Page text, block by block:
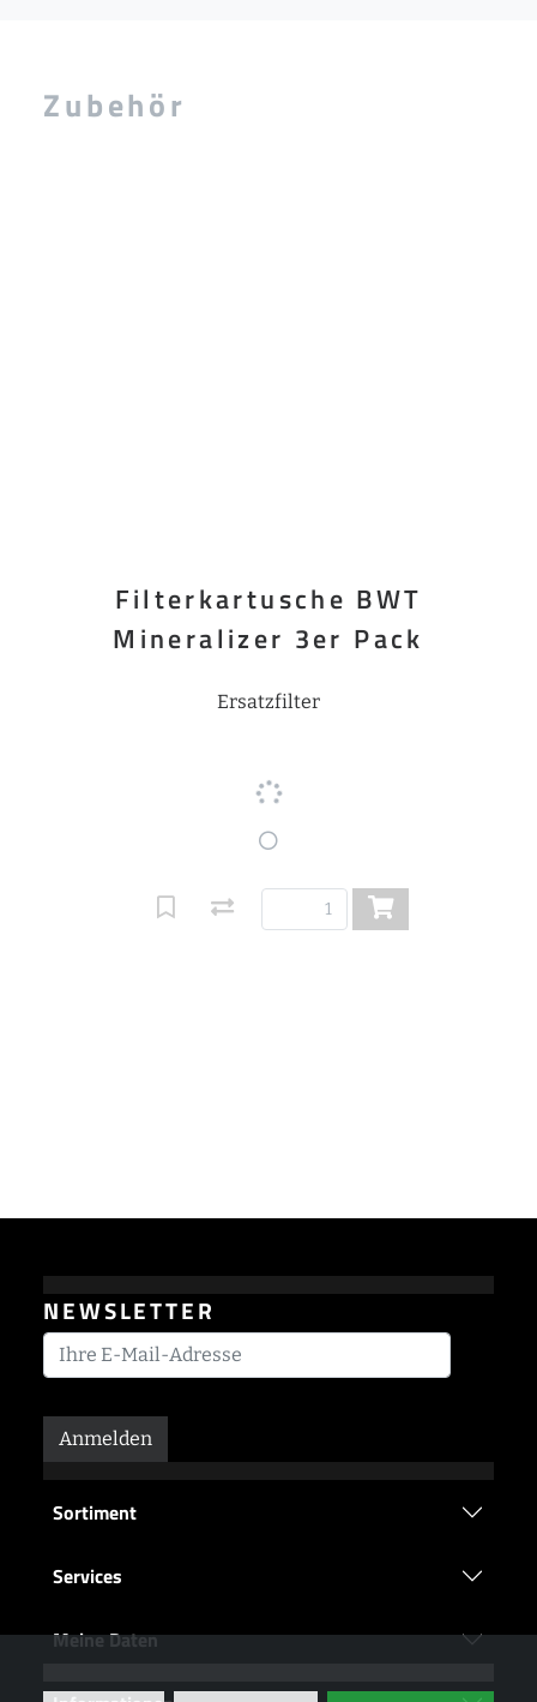
Zubehör
Filterkartusche BWT
Mineralizer 3er Pack
Ersatzfilter
NEWSLETTER
Anmelden
Sortiment
Services
Meine Daten